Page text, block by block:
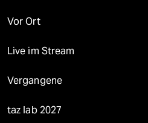
Vor Ort
Live im Stream
Vergangene
taz lab 2027